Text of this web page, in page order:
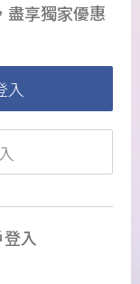
享獨家優惠
入
入